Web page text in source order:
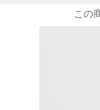
この